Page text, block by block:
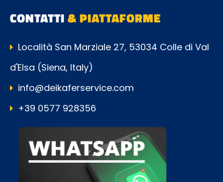
CONTATTI& PIATTAFORME
Località San Marziale 27, 53034 Colle di Val
d'Elsa (Siena, Italy)
info@deikaferservice.com
+39 0577 928356